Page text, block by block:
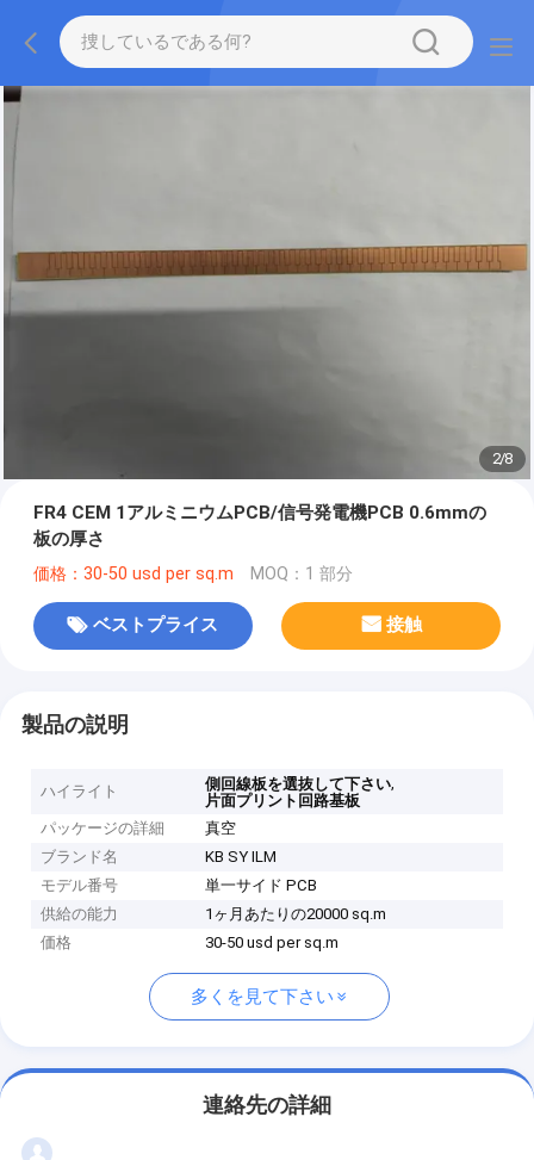
2/8
FR4 CEM 1アルミニウムPCB/信号発電機PCB 0.6mmの
板の厚さ
価格：30-50 usd per sq.m MOQ：1 部分
ベストプライス 接触
製品の説明
ハイライト 側回線板を選抜して下さい,
片面プリント回路基板
パッケージの詳細
真空
ブランド名
KB SY ILM
モデル番号
単一サイド PCB
供給の能力
1ヶ月あたりの20000 sq.m
価格
30-50 usd per sq.m
多くを見て下さい
連絡先の詳細